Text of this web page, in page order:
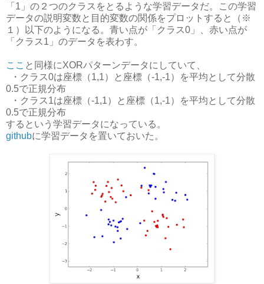
「1」の２つのクラスをとるような学習データだ。この学習
データの説明変数と目的変数の関係をプロットすると（※
１）以下のようになる。青い点が「クラス0」、赤い点が
「クラス1」のデータを表わす。
ここ と同様にXORパターンデータにしていて、
・クラス0は座標（1,1）と座標（-1,-1）を平均として分散
0.5で正規分布
・クラス1は座標（-1,1）と座標（1,-1）を平均として分散
0.5で正規分布
するという学習データになっている。
githubに学習データを置いておいた。